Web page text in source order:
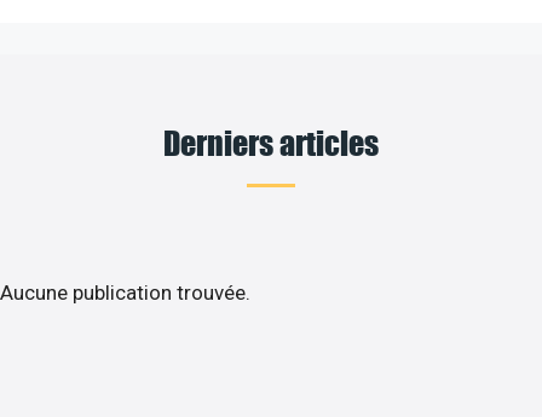
Derniers articles
Aucune publication trouvée.